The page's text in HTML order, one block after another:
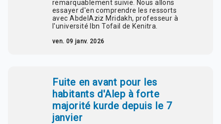
remarquablement suivie. Nous allons
essayer d'en comprendre les ressorts
avec AbdelAziz Mridakh, professeur à
l'université Ibn Tofail de Kenitra.
ven. 09 janv. 2026
Fuite en avant pour les
habitants d'Alep à forte
majorité kurde depuis le 7
janvier